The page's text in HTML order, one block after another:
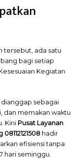
tersebut, ada satu
bagi setiap
Kegiatan
dianggap sebagai
dan memakan waktu
Kini Pusat Layanan
hadir
efisiensi tanpa
hari seminggu.